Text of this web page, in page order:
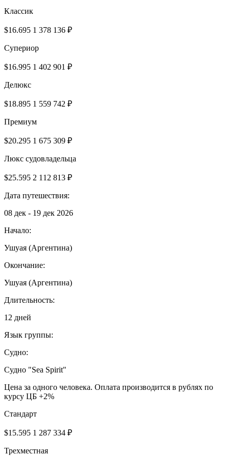
Классик
$16.695 1 378 136 ₽
Супериор
$16.995 1 402 901 ₽
Делюкс
$18.895 1 559 742 ₽
Премиум
$20.295 1 675 309 ₽
Люкс судовладельца
$25.595 2 112 813 ₽
Дата путешествия:
08 дек - 19 дек 2026
Начало:
Ушуая (Аргентина)
Окончание:
Ушуая (Аргентина)
Длительность:
12 дней
Язык группы:
Судно:
Cудно "Sea Spirit"
Цена за одного человека. Оплата производится в рублях по
курсу ЦБ +2%
Cтандарт
$15.595 1 287 334 ₽
Трехместная